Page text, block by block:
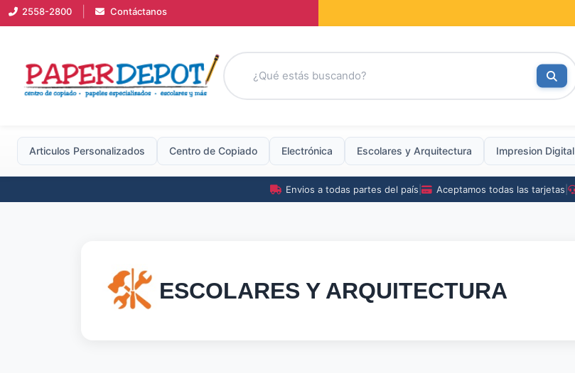
2558-2800 Contáctanos
Articulos Personalizados Centro de Copiado Electrónica Escolares y Arquitectura Impresion Digital
Envios a todas partes del país Aceptamos todas las tarjetas
ESCOLARES Y ARQUITECTURA